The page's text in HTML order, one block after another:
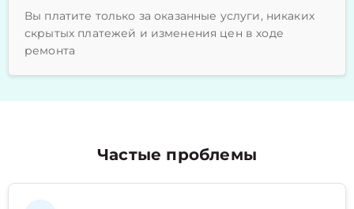
Вы платите только за оказанные услуги, никаких
скрытых платежей и изменения цен в ходе
ремонта
Частые проблемы